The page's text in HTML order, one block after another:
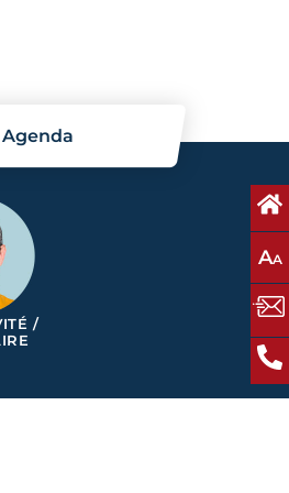
Agenda
AA
/